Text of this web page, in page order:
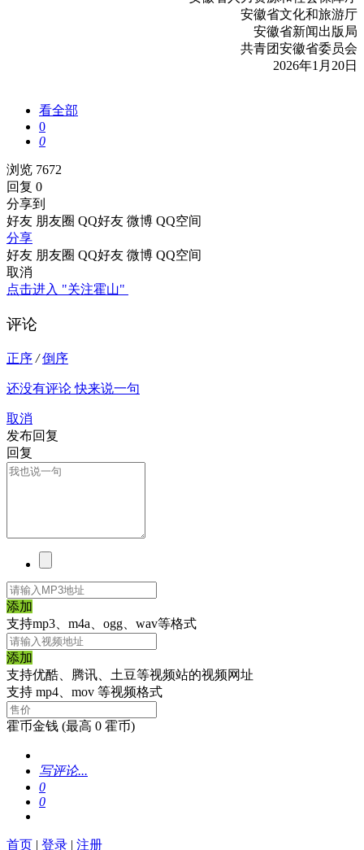
安徽省文化和旅游厅
安徽省新闻出版局
共青团安徽省委员会
2026年1月20日
看全部
0
0
浏览 7672
回复 0
分享到
好友 朋友圈 QQ好友 微博 QQ空间
分享
好友 朋友圈 QQ好友 微博 QQ空间
取消
点击进入 "关注霍山"
评论
正序 / 倒序
还没有评论 快来说一句
取消
发布回复
回复
添加
支持mp3、m4a、ogg、wav等格式
添加
支持优酷、腾讯、土豆等视频站的视频网址
支持 mp4、mov 等视频格式
霍币金钱 (最高 0 霍币)
写评论...
0
0
首页 | 登录 | 注册